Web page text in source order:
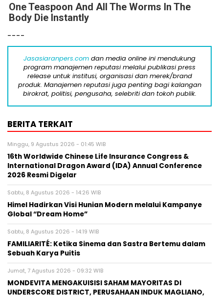
One Teaspoon And All The Worms In The
Body Die Instantly
----
Jasasiaranpers.com dan media online ini mendukung
program manajemen reputasi melalui publikasi press
release untuk institusi, organisasi dan merek/brand
produk. Manajemen reputasi juga penting bagi kalangan
birokrat, politisi, pengusaha, selebriti dan tokoh publik.
BERITA TERKAIT
Minggu, 9 Agustus 2026 - 01:45 WIB
16th Worldwide Chinese Life Insurance Congress &
International Dragon Award (IDA) Annual Conference
2026 Resmi Digelar
Sabtu, 8 Agustus 2026 - 14:26 WIB
Himel Hadirkan Visi Hunian Modern melalui Kampanye
Global “Dream Home”
Sabtu, 8 Agustus 2026 - 14:19 WIB
FAMILIARITÉ: Ketika Sinema dan Sastra Bertemu dalam
Sebuah Karya Puitis
Jumat, 7 Agustus 2026 - 09:32 WIB
MONDEVITA MENGAKUISISI SAHAM MAYORITAS DI
UNDERSCORE DISTRICT, PERUSAHAAN INDUK MAGLIANO,